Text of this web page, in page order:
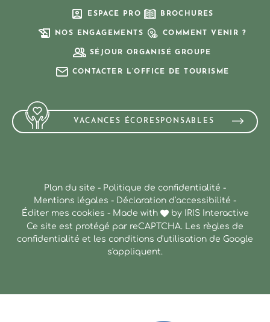
ESPACE PRO BROCHURES
NOS ENGAGEMENTS COMMENT VENIR ?
SÉJOUR ORGANISÉ GROUPE
CONTACTER L’OFFICE DE TOURISME
VACANCES ÉCORESPONSABLES
Plan du site - Politique de confidentialité -
Mentions légales - Déclaration d’accessibilité -
Éditer mes cookies - Made with by
IRIS Interactive
Ce site est protégé par reCAPTCHA. Les règles de
confidentialité et les conditions d'utilisation de Google
s'appliquent.